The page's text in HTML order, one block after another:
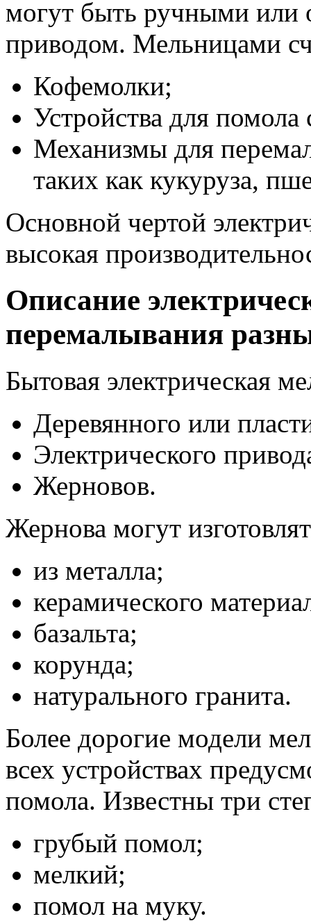
могут быть ручными или
приводом. Мельницами
Кофемолки;
Устройства для помола
Механизмы для
таких как кукуруза,
Основной чертой
высокая
Описание
перемалывания
Бытовая электрическая
Деревянного или
Электрического
Жерновов.
Жернова могут
из металла;
керамического
базальта;
корунда;
натурального гранита.
Более дорогие модели
всех устройствах
помола. Известны три
грубый помол;
мелкий;
помол на муку.